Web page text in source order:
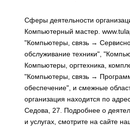
Сферы деятельности
Компьютерный мастер.
"Компьютеры, связь →
обслуживание техники",
Компьютеры, оргтехника,
"Компьютеры, связь →
обеспечение", и смежные
организация находится по
Седова, 27. Подробнее о
и услугах, смотрите на сайте